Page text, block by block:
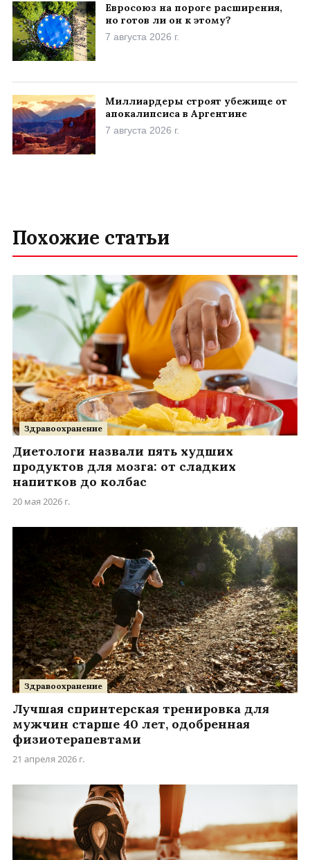
Евросоюз на пороге расширения,
но готов ли он к этому?
7 августа 2026 г.
Миллиардеры строят убежище от
апокалипсиса в Аргентине
7 августа 2026 г.
Похожие статьи
Здравоохранение
Диетологи назвали пять худших
продуктов для мозга: от сладких
напитков до колбас
20 мая 2026 г.
Здравоохранение
Лучшая спринтерская тренировка для
мужчин старше 40 лет, одобренная
физиотерапевтами
21 апреля 2026 г.